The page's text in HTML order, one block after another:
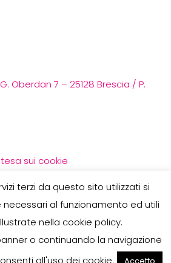
Oberdan 7 – 25128 Brescia / P.
sui cookie
. TUTTI I DIRITTI SONO
| ECLIPTICA THEME
terzi da questo sito utilizzati si
al funzionamento ed utili
nella cookie policy.
o continuando la navigazione
all'uso dei cookie.